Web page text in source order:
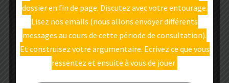
LEUR PROJET
Pourquoi devons-nous agir ?
dossier en fin de page. Discutez avec votre entourage.
Lisez nos emails (nous allons envoyer différents
messages au cours de cette période de consultation).
Et construisez votre argumentaire. Ecrivez ce que vous
ressentez et ensuite à vous de jouer